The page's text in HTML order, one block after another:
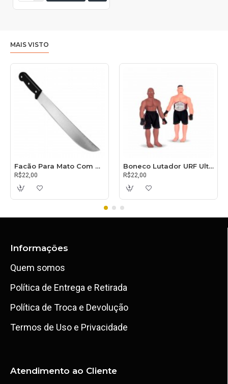
MAIS VISTO
Facão Para Mato Com Cabo 30cm
R$22,00
Boneco Lutador URF Ultimate
R$22,00
Informações
Quem somos
Política de Entrega e Retirada
Política de Troca e Devolução
Termos de Uso e Privacidade
Atendimento ao Cliente